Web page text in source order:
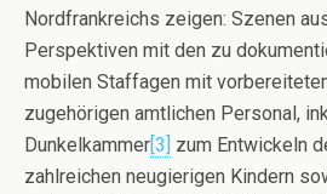
Nordfrankreichs zeigen: Szenen
Perspektiven mit den zu
mobilen Staffagen mit
zugehörigen amtlichen Personal,
Dunkelkammer[3] zum Entwickeln
zahlreichen neugierigen Kindern